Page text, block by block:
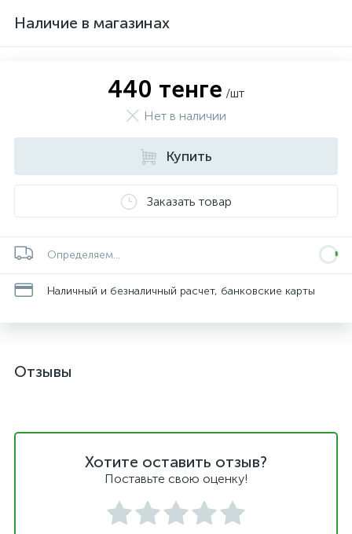
Наличие в магазинах
440 тенге /шт
Нет в наличии
Купить
Заказать товар
Определяем...
Наличный и безналичный расчет, банковские карты
Отзывы
Хотите оставить отзыв?
Поставьте свою оценку!